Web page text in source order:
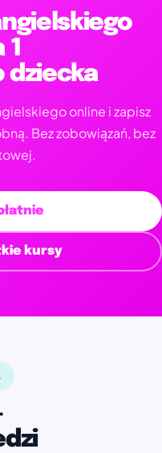
dziecka
online i zapisz
Bez zobowiązań, bez
kursy